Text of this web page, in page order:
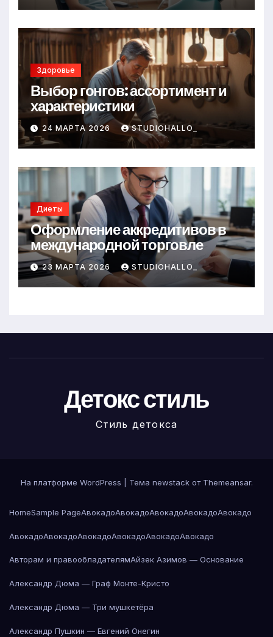
Здоровье
Выбор гонгов: ассортимент и
характеристики
24 МАРТА 2026 STUDIOHALLO_
Диеты
Оформление аккредитивов в
международной торговле
23 МАРТА 2026 STUDIOHALLO_
Детокс стиль
Стиль детокса
На платформе WordPress Тема newstack от Themeansar.
HomeSample PageАвокадоАвокадоАвокадоАвокадоАвокадо
АвокадоАвокадоАвокадоАвокадоАвокадоАвокадо
Авторам и правообладателямАйзек Азимов — Основание
Александр Дюма — Граф Монте-Кристо
Александр Дюма — Три мушкетёра
Александр Пушкин — Евгений Онегин